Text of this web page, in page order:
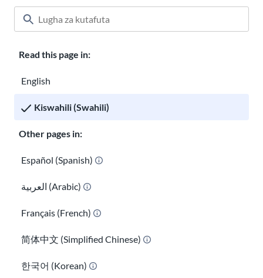
Read this page in:
English
Kiswahili (Swahili)
Other pages in:
Español (Spanish)
العربية (Arabic)
Français (French)
简体中文 (Simplified Chinese)
한국어 (Korean)
Darasa Kuhusu USAHello
Ajira kwenye USAHello
Unakaribishwa kunakili na kusambaza tena nyenzo za
Kama sehemu ya kutoa sifa inayofaa, tunakuomba uunganishe